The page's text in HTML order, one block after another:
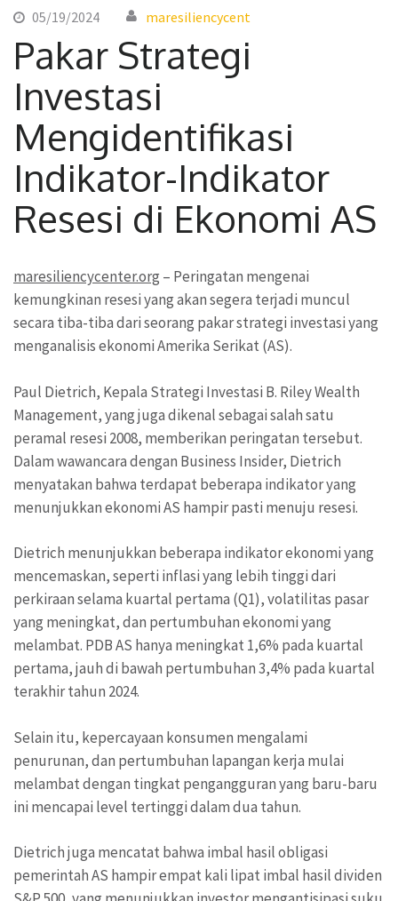
05/19/2024 maresiliencycent
Pakar Strategi
Investasi
Mengidentifikasi
Indikator-Indikator
Resesi di Ekonomi AS
maresiliencycenter.org – Peringatan mengenai
kemungkinan resesi yang akan segera terjadi muncul
secara tiba-tiba dari seorang pakar strategi investasi yang
menganalisis ekonomi Amerika Serikat (AS).
Paul Dietrich, Kepala Strategi Investasi B. Riley Wealth
Management, yang juga dikenal sebagai salah satu
peramal resesi 2008, memberikan peringatan tersebut.
Dalam wawancara dengan Business Insider, Dietrich
menyatakan bahwa terdapat beberapa indikator yang
menunjukkan ekonomi AS hampir pasti menuju resesi.
Dietrich menunjukkan beberapa indikator ekonomi yang
mencemaskan, seperti inflasi yang lebih tinggi dari
perkiraan selama kuartal pertama (Q1), volatilitas pasar
yang meningkat, dan pertumbuhan ekonomi yang
melambat. PDB AS hanya meningkat 1,6% pada kuartal
pertama, jauh di bawah pertumbuhan 3,4% pada kuartal
terakhir tahun 2024.
Selain itu, kepercayaan konsumen mengalami
penurunan, dan pertumbuhan lapangan kerja mulai
melambat dengan tingkat pengangguran yang baru-baru
ini mencapai level tertinggi dalam dua tahun.
Dietrich juga mencatat bahwa imbal hasil obligasi
pemerintah AS hampir empat kali lipat imbal hasil dividen